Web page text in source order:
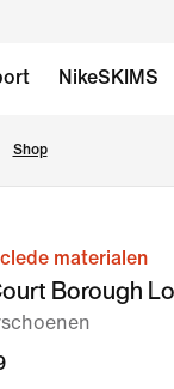
NikeSKIMS
Shop
materialen
Borough